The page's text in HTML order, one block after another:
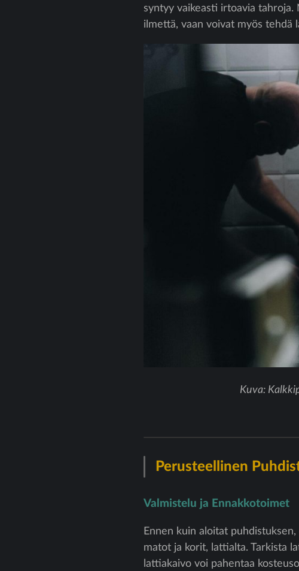
syntyy vaikeasti irtoavia
ilmettä, vaan voivat myös tehdä
Kuva:
Perusteellinen
Valmistelu ja Ennakkotoimet
Ennen kuin aloitat
matot ja korit, lattialta. Tarkista
lattiakaivo voi pahentaa